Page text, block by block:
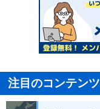
注目のコンテンツ